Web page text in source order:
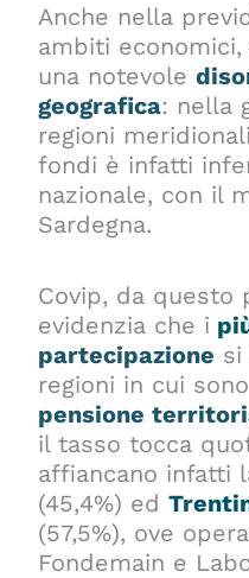
Anche nella
ambiti
una notevole
geografica: nella
regioni
fondi è infatti
nazionale, con il
Sardegna.
Covip, da questo
evidenzia che i
partecipazione si
regioni in cui
pensione
il tasso tocca
affiancano infatti
(45,4%) ed
(57,5%), ove
Fondemain e